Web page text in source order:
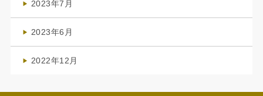
2023年7月
2023年6月
2022年12月